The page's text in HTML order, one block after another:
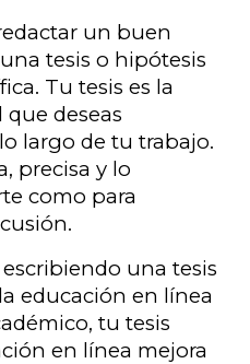
un buen
tesis o hipótesis
Tu tesis es la
deseas
largo de tu trabajo.
precisa y lo
como para
una tesis
educación en línea
tu tesis
en línea mejora